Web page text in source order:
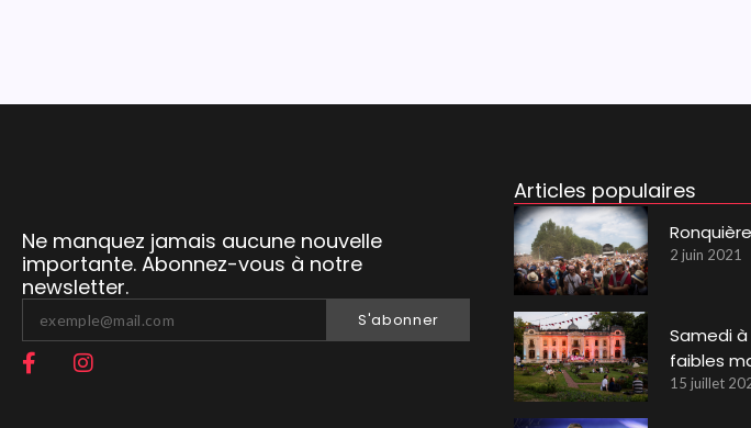
Ne manquez jamais aucune nouvelle
importante. Abonnez-vous à notre
newsletter.
S'abonner
Articles populaires
2 juin 2021
Samedi
faibles
15 juillet